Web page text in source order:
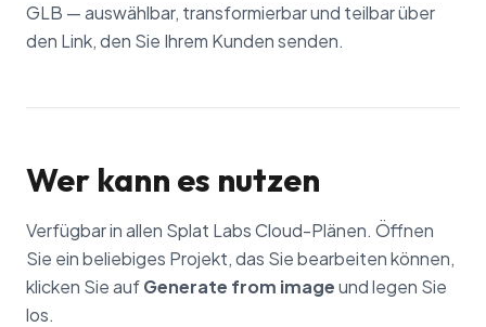
GLB — auswählbar, transformierbar und teilbar über
den Link, den Sie Ihrem Kunden senden.
Wer kann es nutzen
Verfügbar in allen Splat Labs Cloud-Plänen. Öffnen
Sie ein beliebiges Projekt, das Sie bearbeiten können,
klicken Sie aufGenerate from imageund legen Sie
los.